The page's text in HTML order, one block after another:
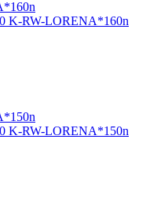
K-RW-LORENA*160n
K-RW-LORENA*150n